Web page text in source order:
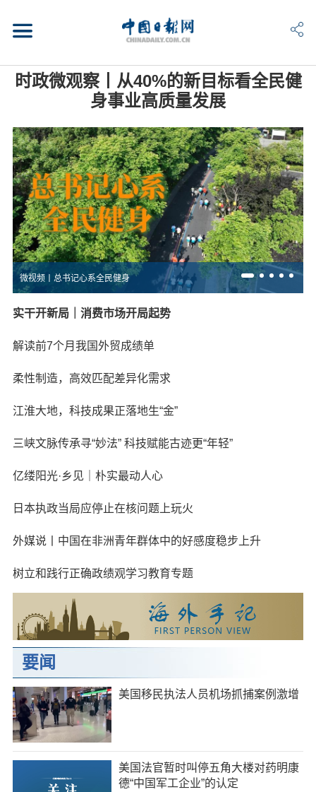
时政微观察丨从40%的新目标看全民健
身事业高质量发展
微视频丨总书记心系全民健身
实干开新局｜消费市场开局起势
解读前7个月我国外贸成绩单
柔性制造，高效匹配差异化需求
江淮大地，科技成果正落地生“金”
三峡文脉传承寻“妙法” 科技赋能古迹更“年轻”
亿缕阳光·乡见｜朴实最动人心
日本执政当局应停止在核问题上玩火
外媒说丨中国在非洲青年群体中的好感度稳步上升
树立和践行正确政绩观学习教育专题
要闻
美国移民执法人员机场抓捕案例激增
美国法官暂时叫停五角大楼对药明康
德“中国军工企业”的认定